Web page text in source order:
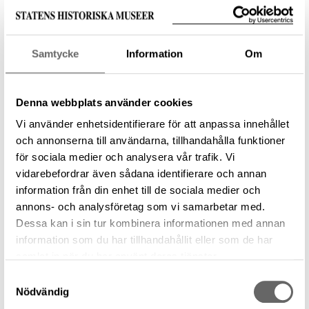
Samtycke Information Om
Denna webbplats använder cookies
Vi använder enhetsidentifierare för att anpassa innehållet
och annonserna till användarna, tillhandahålla funktioner
för sociala medier och analysera vår trafik. Vi
vidarebefordrar även sådana identifierare och annan
information från din enhet till de sociala medier och
annons- och analysföretag som vi samarbetar med.
Dessa kan i sin tur kombinera informationen med annan
information som du har tillhandahållit eller som de har
Nödvändig
är relaterad till ett föremål, arkiv eller förvärv. Det
kan handla om bilder, video eller ljudfiler.
För denarkeologiska informationen
i Sök i samlingarna
är några dataset särskilt relevanta:
som beskriver en fysisk lämning av en arkeologisk
händelse som en grop, hög eller grav. Här kan du t
ex söka efter de gravar som undersökts på
Birka/Björkö.
Datasetet Fältinsamling – Undersökning
poster som beskriver arkeologiska undersökningar
och insamlingar som förundersökningar,
slutundersökningar, utredningar och lösfynd.
verktyg för att hitta det du söker. Fritextsökningen
skannar av en mängd olika fält i databasen vilket gör att